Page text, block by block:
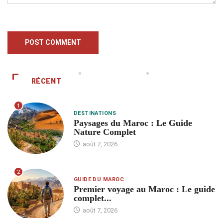
RÉCENT
1
DESTINATIONS
Paysages du Maroc : Le Guide
Nature Complet
août 7, 2026
2
GUIDE DU MAROC
Premier voyage au Maroc : Le guide
complet...
août 7, 2026